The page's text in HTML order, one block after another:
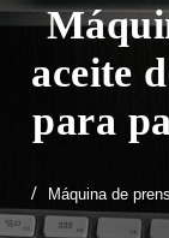
aceite
para
Máquina de